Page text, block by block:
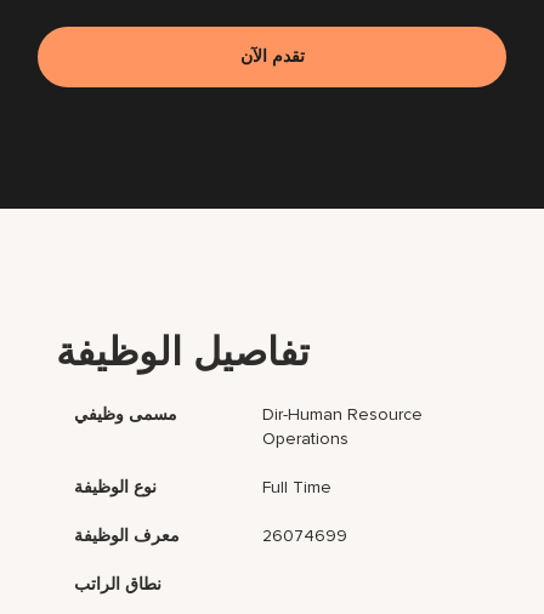
تقدم الآن
تفاصيل الوظيفة
مسمى وظيفي
Dir-Human Resource
Operations
نوع الوظيفة Full Time
معرف الوظيفة 26074699
نطاق الراتب